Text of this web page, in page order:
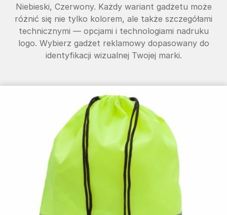
Niebieski, Czerwony. Każdy wariant gadżetu może
różnić się nie tylko kolorem, ale także szczegółami
technicznymi — opcjami i technologiami nadruku
logo. Wybierz gadżet reklamowy dopasowany do
identyfikacji wizualnej Twojej marki.